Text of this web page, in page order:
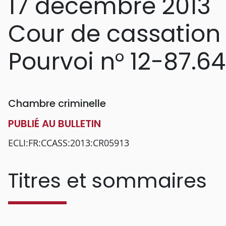
Cour de cassation
Pourvoi n° 12-
Chambre criminelle
PUBLIÉ AU BULLETIN
ECLI:FR:CCASS:2013:CR05913
Titres et sommaires